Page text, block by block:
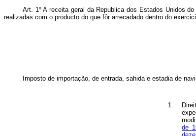
Art. 1º A receita geral da Republica dos Estados Unidos
realizadas com o producto do que fôr arrecadado dentro do
Imposto de importação, de entrada, sahida e estadia de
1.
de